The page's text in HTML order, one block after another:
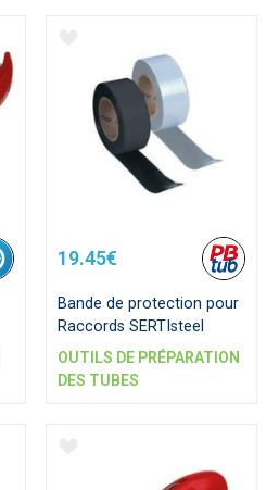
19.45€
Bande de protection pour
Raccords SERTIsteel
OUTILS DE PRÉPARATION
DES TUBES